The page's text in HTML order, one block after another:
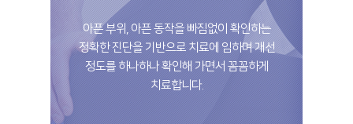
아픈 부위, 아픈 동작을 빠짐없이 확인하는
정확한 진단을 기반으로 치료에 임하며 개선
정도를 하나하나 확인해 가면서 꼼꼼하게
치료합니다.